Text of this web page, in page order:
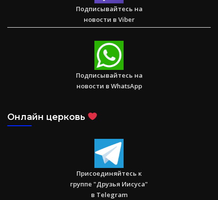
Друзья Иисуса — Детское служение в Вишакхапатнаме
1 Послание к Коринфянам
Подписывайтесь на
новости в Viber
Подписывайтесь на
новости в WhatsApp
Онлайн церковь
Присоединяйтесь к
группе "Друзья Иисуса"
в Telegram